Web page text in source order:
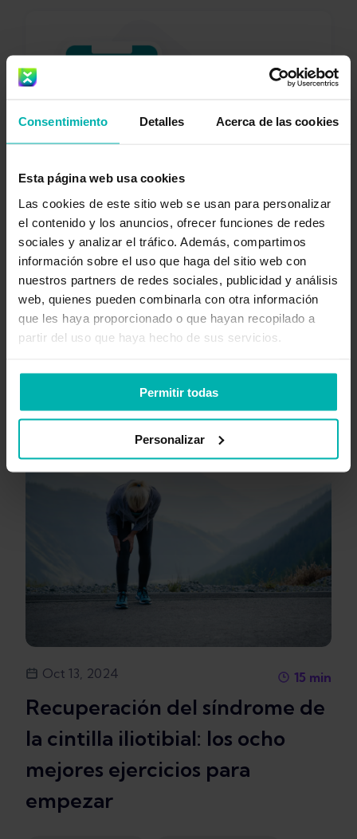
Consentimiento Detalles Acerca de las cookies
Esta página web usa cookies
Las cookies de este sitio web se usan para personalizar
el contenido y los anuncios, ofrecer funciones de redes
sociales y analizar el tráfico. Además, compartimos
información sobre el uso que haga del sitio web con
nuestros partners de redes sociales, publicidad y análisis
web, quienes pueden combinarla con otra información
que les haya proporcionado o que hayan recopilado a
partir del uso que haya hecho de sus servicios.
Permitir todas
Personalizar
Obtén
Descargar ahora
Oct 13, 2024 15 min
Recuperación del síndrome de
la cintilla iliotibial: los ocho
mejores ejercicios para
empezar